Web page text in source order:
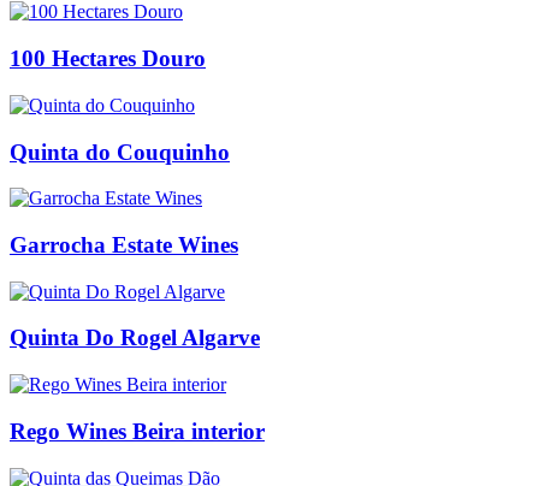
100 Hectares Douro
Quinta do Couquinho
Garrocha Estate Wines
Quinta Do Rogel Algarve
Rego Wines Beira interior